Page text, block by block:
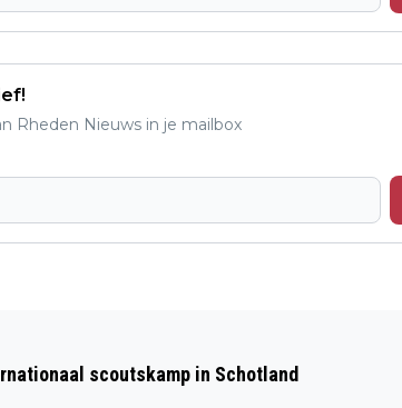
Rheden Nieuws in je mailbox
DAN EEN ‘OPEN’ HUISKAMER
scoutskamp in Schotland